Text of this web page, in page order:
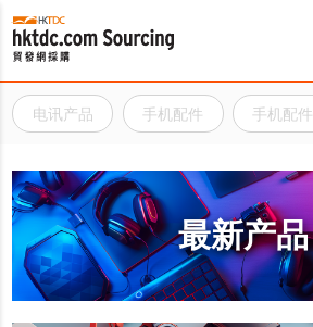
电讯产品 手机配件 手机配件
最新产品